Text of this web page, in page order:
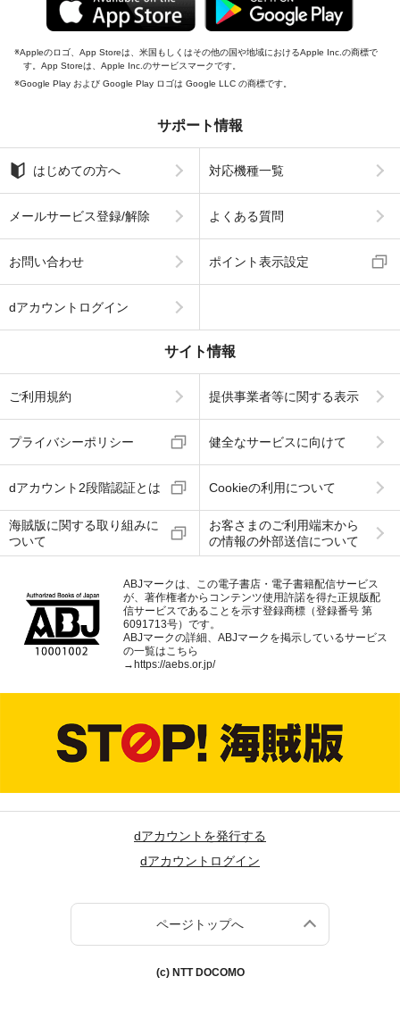
Appleのロゴ、App Storeは、米国もしくはその他の国や地域におけるApple Inc.の商標で
す。App Storeは、Apple Inc.のサービスマークです。
Google Play および Google Play ロゴは Google LLC の商標です。
サポート情報
はじめての方へ 対応機種一覧
メールサービス登録/解除 よくある質問
お問い合わせ ポイント表示設定
dアカウントログイン
サイト情報
ご利用規約 提供事業者等に関する表示
プライバシーポリシー 健全なサービスに向けて
dアカウント2段階認証とは Cookieの利用について
海賊版に関する取り組みに
ついて
お客さまのご利用端末から
の情報の外部送信について
ABJマークは、この電子書店・電子書籍配信サービス
が、著作権者からコンテンツ使用許諾を得た正規版配
信サービスであることを示す登録商標（登録番号 第
6091713号）です。
ABJマークの詳細、ABJマークを掲示しているサービス
の一覧はこちら
→https://aebs.or.jp/
dアカウントを発行する
dアカウントログイン
ページトップへ
(c) NTT DOCOMO